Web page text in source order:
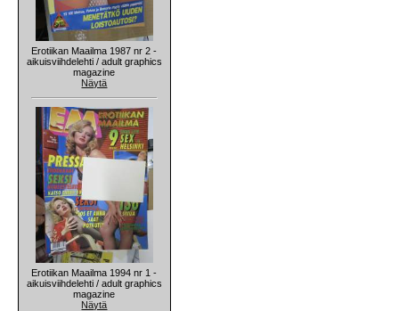
Erotiikan Maailma 1987 nr 2 -
aikuisviihdelehti / adult graphics
magazine
Näytä
Erotiikan Maailma 1994 nr 1 -
aikuisviihdelehti / adult graphics
magazine
Näytä